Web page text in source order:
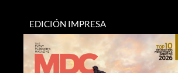
EDICIÓN IMPRESA